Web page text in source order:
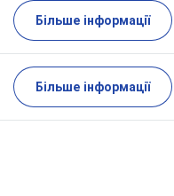
Більше інформації
Більше інформації